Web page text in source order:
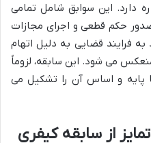
دارد. این سوابق شامل تمامی
حکم قطعی و اجرای مجازات
فرایند قضایی به دلیل اتهام
می شود. این سابقه، لزوماً
پایه و اساس آن را تشکیل می
از سابقه کیفری